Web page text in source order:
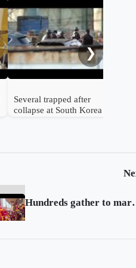
Several trapped after
collapse at South Korea
❯
Hundreds